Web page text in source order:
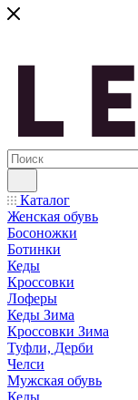
Каталог
Женская обувь
Босоножки
Ботинки
Кеды
Кроссовки
Лоферы
Кеды Зима
Кроссовки Зима
Туфли, Дерби
Челси
Мужская обувь
Кеды